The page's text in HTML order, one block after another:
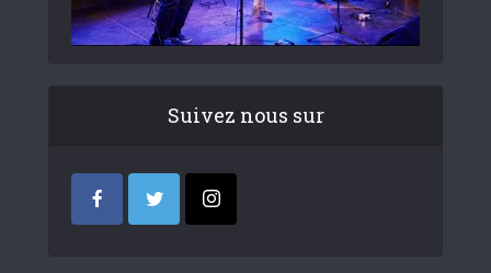
Suivez nous sur